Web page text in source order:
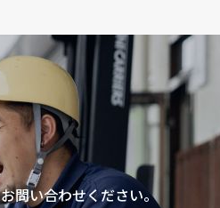
問い合わせください。